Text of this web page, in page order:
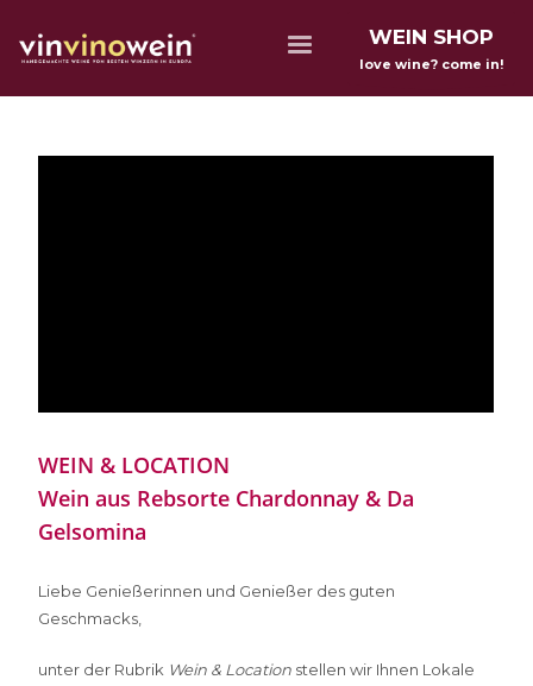
WEIN SHOP
love wine? come in!
WEIN & LOCATION
Wein aus Rebsorte Chardonnay & Da
Gelsomina
Liebe Genießerinnen und Genießer des guten
Geschmacks,
unter der Rubrik Wein & Location stellen wir Ihnen Lokale